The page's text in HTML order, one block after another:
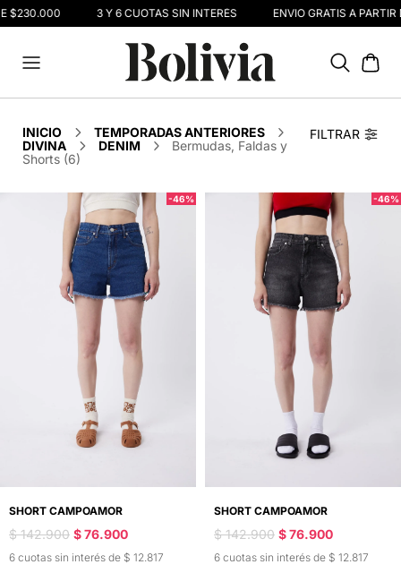
$230.000 3 Y 6 CUOTAS SIN INTERÉS ENVIO GRATIS A
FILTRAR
INICIO
TEMPORADAS ANTERIORES
DIVINA
DENIM
Bermudas, Faldas y
Shorts (6)
-46%
SHORT CAMPOAMOR
$ 142.900 $ 76.900
6 cuotas sin interés de $ 12.817
-46%
SHORT CAMPOAMOR
$ 142.900 $ 76.900
6 cuotas sin interés de $ 12.817